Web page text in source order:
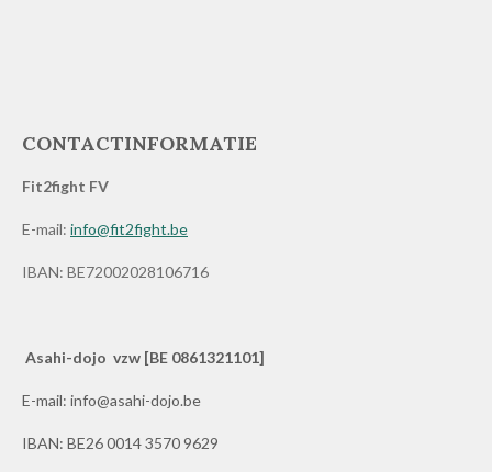
CONTACTINFORMATIE
Fit2fight FV
E-mail: info@fit2fight.be
IBAN: BE72002028106716
Asahi-dojo vzw [BE 0861321101]
E-mail: info@asahi-dojo.be
IBAN: BE26 0014 3570 9629